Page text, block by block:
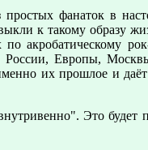
фанаток в
к такому образу
акробатическому
России, Европы,
их прошлое и даёт
Это будет